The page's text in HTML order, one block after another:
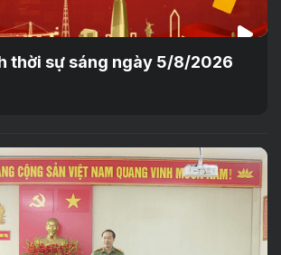
thời sự sáng ngày 5/8/2026